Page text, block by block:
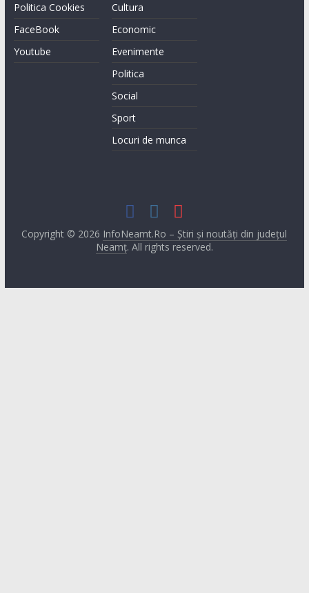
Politica Cookies
FaceBook
Youtube
Cultura
Economic
Evenimente
Politica
Social
Sport
Locuri de munca
Copyright © 2026 InfoNeamt.Ro – Știri și noutăți din județul
Neamț. All rights reserved.